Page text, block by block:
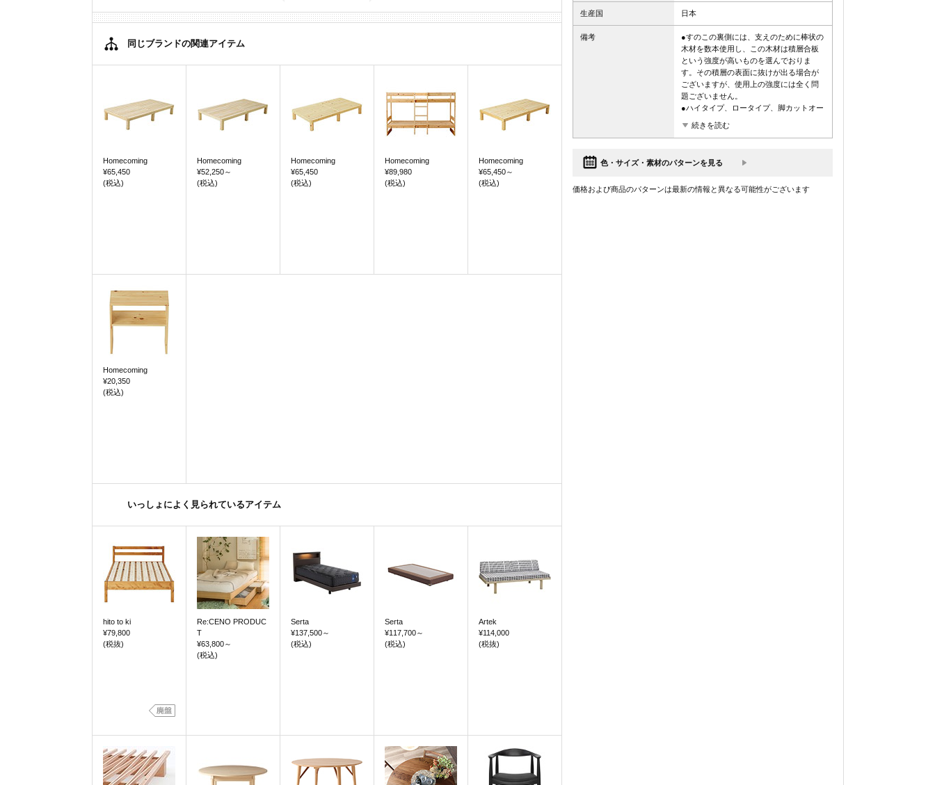
同じブランドの関連アイテム
Homecoming
¥65,450
(税込)
Homecoming
¥52,250～
(税込)
Homecoming
¥65,450
(税込)
Homecoming
¥89,980
(税込)
Homecoming
¥65,450～
(税込)
Homecoming
¥20,350
(税込)
いっしょによく見られているアイテム
hito to ki
¥79,800
(税抜)
Re:CENO PRODUC
T
¥63,800～
(税込)
Serta
¥137,500～
(税込)
Serta
¥117,700～
(税込)
Artek
¥114,000
(税抜)
生産国 日本
備考
●すのこの裏側には、支えのために棒状の
木材を数本使用し、この木材は積層合板
という強度が高いものを選んでおりま
す。その積層の表面に抜けが出る場合が
ございますが、使用上の強度には全く問
題ございません。
●ハイタイプ、ロータイプ、脚カットオー
続きを読む
色・サイズ・素材のパターンを見る
価格および商品のパターンは最新の情報と異なる可能性がございます